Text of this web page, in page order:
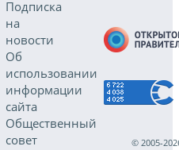
Подписка
на
новости
Об
использовании
информации
сайта
Общественный
совет
© 2005-